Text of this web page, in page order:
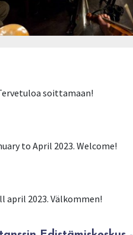
soittamaan!
to April 2023. Welcome!
april 2023. Välkommen!